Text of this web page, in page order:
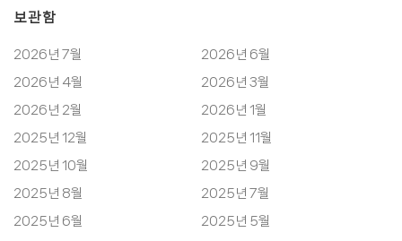
보관함
2026년 7월
2026년 6월
2026년 4월
2026년 3월
2026년 2월
2026년 1월
2025년 12월
2025년 11월
2025년 10월
2025년 9월
2025년 8월
2025년 7월
2025년 6월
2025년 5월